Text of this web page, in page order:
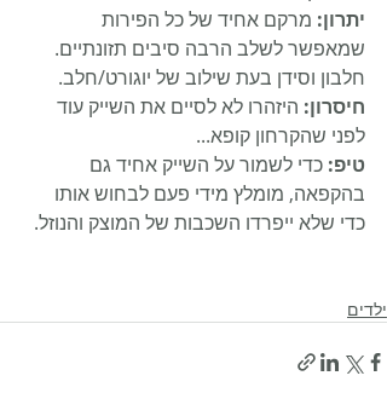
יתרון: מרקם אחיד של כל הפירות
שמאפשר לשלב הרבה סיבים תזונתיים.
חלבון וסידן בעת שילוב של יוגורט/חלב.
חיסרון: היזהרו לא לסיים את השייק עוד
לפני שהקרחון קופא...
טיפ: כדי לשמור על השייק אחיד גם
בהקפאה, מומלץ מידי פעם לבחוש אותו
כדי שלא ייפרדו השכבות של המוצק והנוזל.
ילדים